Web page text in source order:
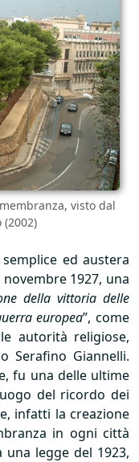
visto dal
(2002)
ed austera
1927, una
della vittoria delle
europea”, come
autorità religiose,
Serafino Giannelli.
fu una delle ultime
del ricordo dei
infatti la creazione
in ogni città
una legge del 1923,